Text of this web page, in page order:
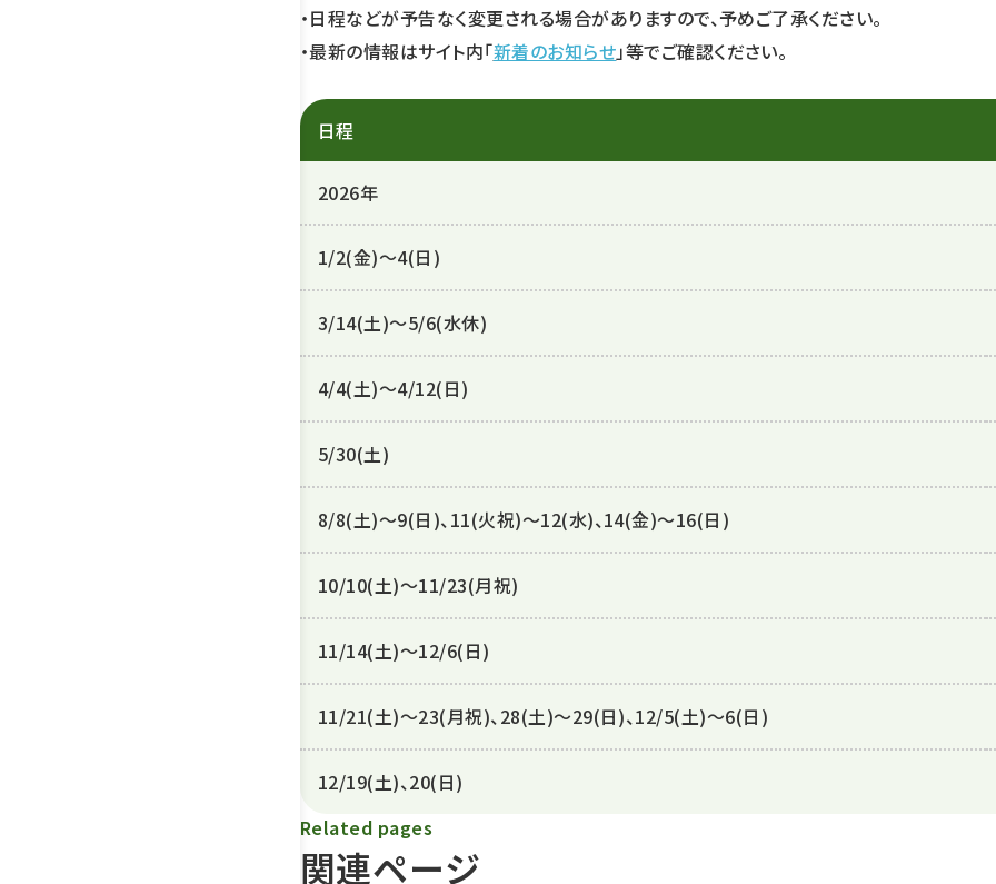
・日程などが予告なく変更される場合がありますので、予めご了承ください。
・最新の情報はサイト内「新着のお知らせ」等でご確認ください。
日程
2026年
1/2(金)～4(日)
3/14(土)～5/6(水休)
4/4(土)～4/12(日)
5/30(土)
8/8(土)～9(日)、11(火祝)～12(水)、14(金)～16(日)
10/10(土)～11/23(月祝)
11/14(土)～12/6(日)
11/21(土)～23(月祝)、28(土)～29(日)、12/5(土)～6(日)
12/19(土)、20(日)
関連ページ
Related pages